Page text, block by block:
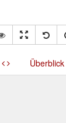
Überblick